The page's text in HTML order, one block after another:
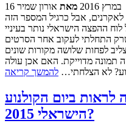
16 במרץ 2016 מאת אורון שמיר
אבל כרגיל המספר הזה
אנחנו אמנם ב-2016 אבל לוח ההפצה הישראלי נותר בעיניי
התחלתי לעקוב אחר הסרטים
לפחות שלושה מקורות שונים
תמונה מדוייקת. האם אכן עולה
לא הצלחתי… להמשך קריאה
מה לראות ביום הקולנוע
הישראלי 2015?